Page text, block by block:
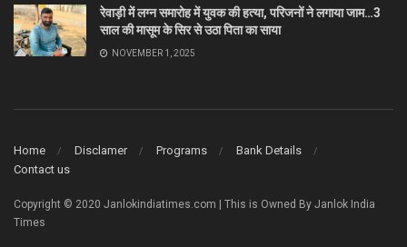
रेवाड़ी में लग्न समारोह में युवक की हत्या, परिजनों ने लगाया जाम…3
साल की मासूम के सिर से उठा पिता का साया
NOVEMBER 1, 2025
Home Disclamer Programs
Bank Details
Contact us
Copyright © 2020 Janlokindiatimes.com | This is Owned By Janlok India
Times